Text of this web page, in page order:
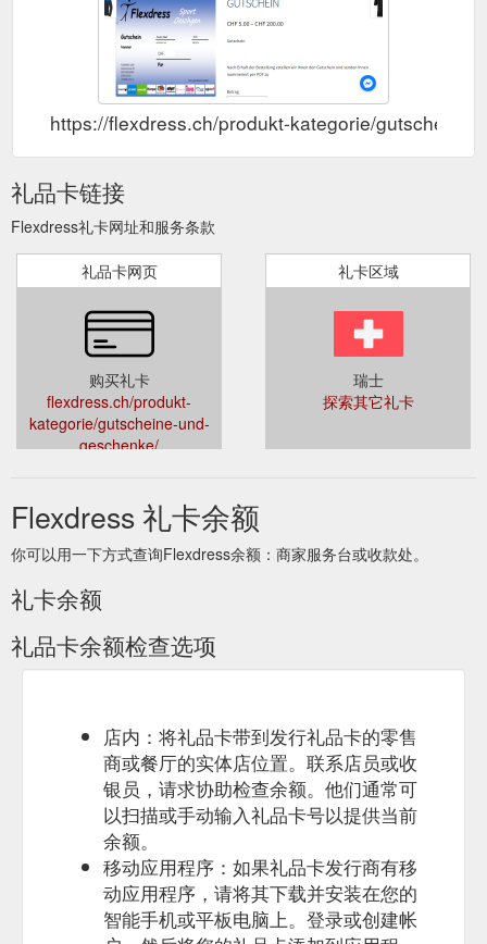
https://flexdress.ch/produkt-kategorie/gutscheine-
礼品卡链接
Flexdress礼卡网址和服务条款
礼品卡网页
购买礼卡
flexdress.ch/produkt-
kategorie/gutscheine-und-
geschenke/
礼卡区域
瑞士
探索其它礼卡
Flexdress 礼卡余额
你可以用一下方式查询Flexdress余额：商家服务台或收款处。
礼卡余额
礼品卡余额检查选项
店内：将礼品卡带到发行礼品卡的零售
商或餐厅的实体店位置。联系店员或收
银员，请求协助检查余额。他们通常可
以扫描或手动输入礼品卡号以提供当前
余额。
移动应用程序：如果礼品卡发行商有移
动应用程序，请将其下载并安装在您的
智能手机或平板电脑上。登录或创建帐